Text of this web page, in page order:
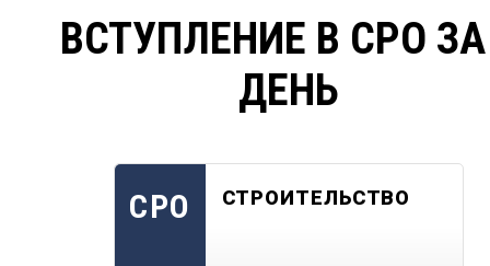
ВСТУПЛЕНИЕ В СРО
ДЕНЬ
СРО СТРОИТЕЛЬСТВО